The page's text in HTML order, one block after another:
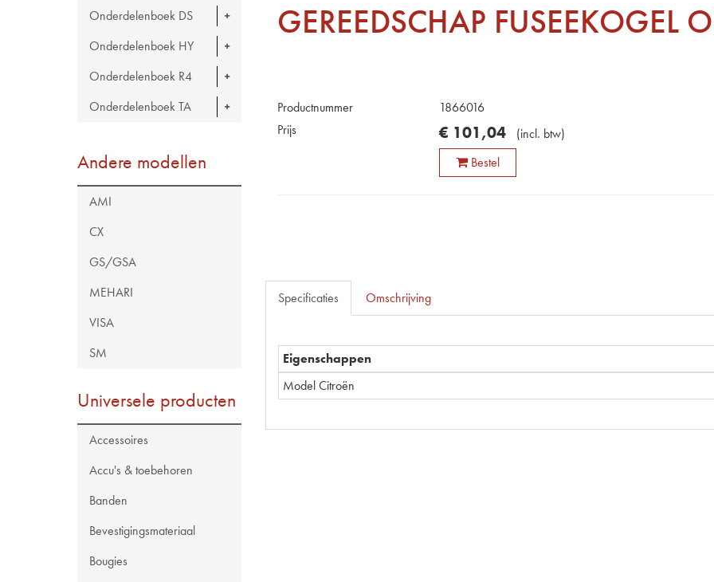
Onderdelenboek DS
Onderdelenboek HY
Onderdelenboek R4
Onderdelenboek TA
Andere modellen
AMI
CX
GS/GSA
MEHARI
VISA
SM
Universele producten
Accessoires
Accu's & toebehoren
Banden
Bevestigingsmateriaal
Bougies
GEREEDSCHAP FUSEEKOGEL
Productnummer
1866016
Prijs
€ 101,04 (incl. btw)
Bestel
Specificaties Omschrijving
Eigenschappen
Model Citroën